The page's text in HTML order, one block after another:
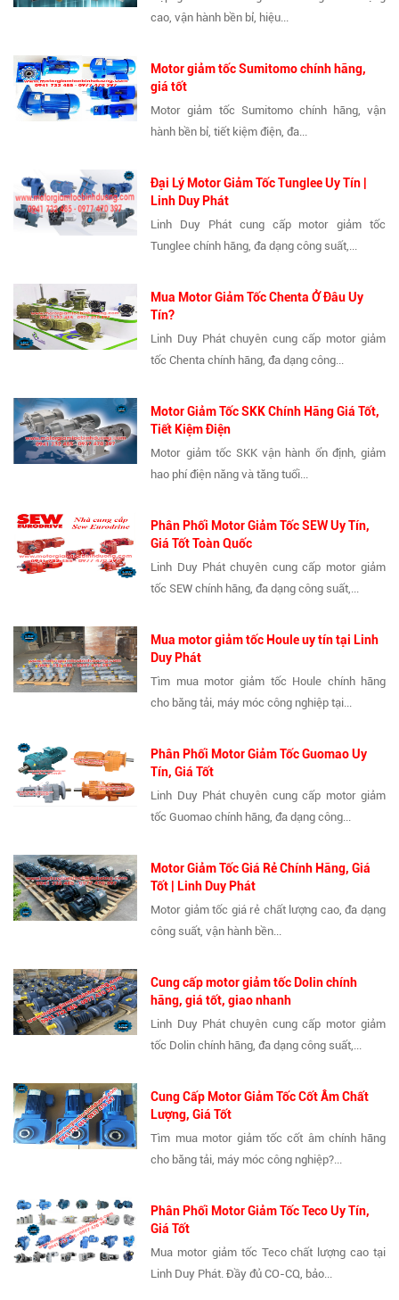
cao, vận hành bền bỉ, hiệu...
Motor giảm tốc Sumitomo chính hãng,
giá tốt
Motor giảm tốc Sumitomo chính hãng, vận
hành bền bỉ, tiết kiệm điện, đa...
Đại Lý Motor Giảm Tốc Tunglee Uy Tín |
Linh Duy Phát
Linh Duy Phát cung cấp motor giảm tốc
Tunglee chính hãng, đa dạng công suất,...
Mua Motor Giảm Tốc Chenta Ở Đâu Uy
Tín?
Linh Duy Phát chuyên cung cấp motor giảm
tốc Chenta chính hãng, đa dạng công...
Motor Giảm Tốc SKK Chính Hãng Giá Tốt,
Tiết Kiệm Điện
Motor giảm tốc SKK vận hành ổn định, giảm
hao phí điện năng và tăng tuổi...
Phân Phối Motor Giảm Tốc SEW Uy Tín,
Giá Tốt Toàn Quốc
Linh Duy Phát chuyên cung cấp motor giảm
tốc SEW chính hãng, đa dạng công suất,...
Mua motor giảm tốc Houle uy tín tại Linh
Duy Phát
Tìm mua motor giảm tốc Houle chính hãng
cho băng tải, máy móc công nghiệp tại...
Phân Phối Motor Giảm Tốc Guomao Uy
Tín, Giá Tốt
Linh Duy Phát chuyên cung cấp motor giảm
tốc Guomao chính hãng, đa dạng công...
Motor Giảm Tốc Giá Rẻ Chính Hãng, Giá
Tốt | Linh Duy Phát
Motor giảm tốc giá rẻ chất lượng cao, đa dạng
công suất, vận hành bền...
Cung cấp motor giảm tốc Dolin chính
hãng, giá tốt, giao nhanh
Linh Duy Phát chuyên cung cấp motor giảm
tốc Dolin chính hãng, đa dạng công suất,...
Cung Cấp Motor Giảm Tốc Cốt Âm Chất
Lượng, Giá Tốt
Tìm mua motor giảm tốc cốt âm chính hãng
cho băng tải, máy móc công nghiệp?...
Phân Phối Motor Giảm Tốc Teco Uy Tín,
Giá Tốt
Mua motor giảm tốc Teco chất lượng cao tại
Linh Duy Phát. Đầy đủ CO-CQ, bảo...